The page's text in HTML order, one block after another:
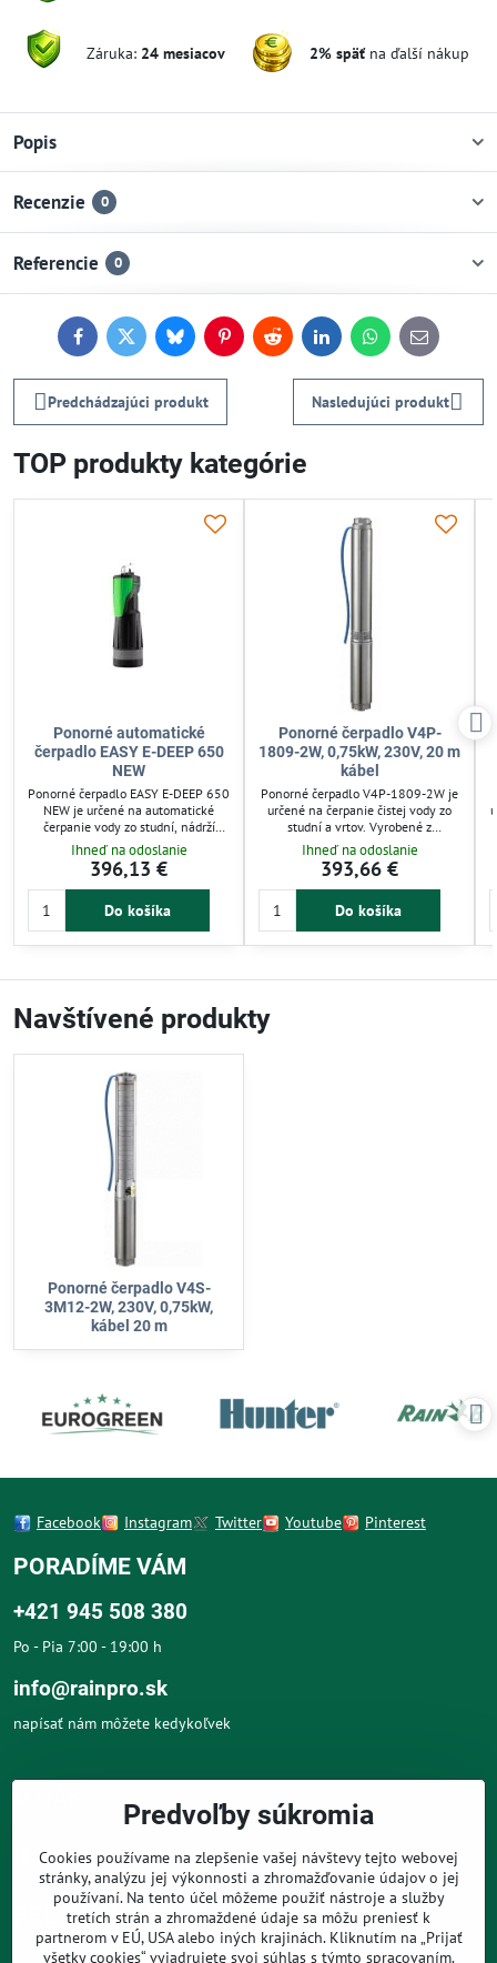
Záruka: 24 mesiacov 2% späťna ďalší nákup
Popis
Recenzie 0
Referencie 0
FacebookTwitterBlueskyPinterestReddit LinkedInWhatsApp
E-
mail
Predchádzajúci produkt Nasledujúci produkt
TOP produkty kategórie
Ponorné automatické
čerpadlo EASY E-DEEP 650
NEW
Ponorné čerpadlo EASY E-DEEP 650
NEW je určené na automatické
čerpanie vody zo studní, nádrží
alebo vrtov od 200 mm. Má
vstavanú ochranu proti chodu
nasucho a spätnú klapku, čím
zabezpečuje konštantný tlak a
spoľahlivú prevádzku. Vhodné pre
zvyšovanie tlaku. Jednoduchá
uľahčujú používanie.
Ihneď na odoslanie
396,13 €
Do košíka
Ponorné čerpadlo V4P-
1809-2W, 0,75kW, 230V, 20 m
kábel
Ponorné čerpadlo V4P-1809-2W je
určené na čerpanie čistej vody zo
studní a vrtov. Vyrobené z
nehrdzavejúcej ocele odoláva
abrazívnemu opotrebeniu a
zabezpečuje dlhú životnosť. Vhodné
pre závlahy, domácu vodáreň aj
poľnohospodárske použitie.
riešenie pre zásobovanie vodou.
Ihneď na odoslanie
393,66 €
Do košíka
Navštívené produkty
Ponorné čerpadlo V4S-
3M12-2W, 230V, 0,75kW,
kábel 20 m
Facebook Instagram Twitter Youtube Pinterest
PORADÍME VÁM
+421 945 508 380
Po - Pia 7:00 - 19:00 h
info@rainpro.sk
napísať nám môžete kedykoľvek
O NÁKUPE
PRE ZÁKAZNÍKOV
Predvoľby súkromia
Cookies používame na zlepšenie vašej návštevy tejto webovej
stránky, analýzu jej výkonnosti a zhromažďovanie údajov o jej
používaní. Na tento účel môžeme použiť nástroje a služby
tretích strán a zhromaždené údaje sa môžu preniesť k
partnerom v EÚ, USA alebo iných krajinách. Kliknutím na „Prijať
všetky cookies“ vyjadrujete svoj súhlas s týmto spracovaním.